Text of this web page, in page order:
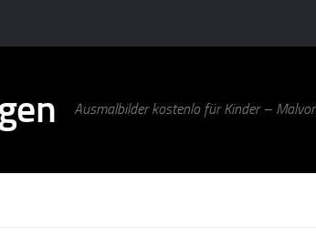
Ausmalbilder kostenlo für Kinder –